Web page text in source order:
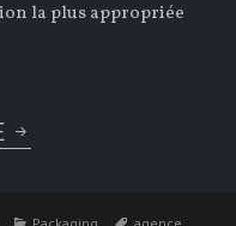
la plus appropriée
JUILLET : LE CARTON